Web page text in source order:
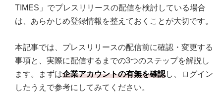
TIMES」でプレスリリースの配信を検討している場合
は、あらかじめ登録情報を整えておくことが大切です。
本記事では、プレスリリースの配信前に確認・変更する
事項と、実際に配信するまでの3つのステップを解説し
ます。まずは企業アカウントの有無を確認し、ログイン
したうえで参考にしてみてください。